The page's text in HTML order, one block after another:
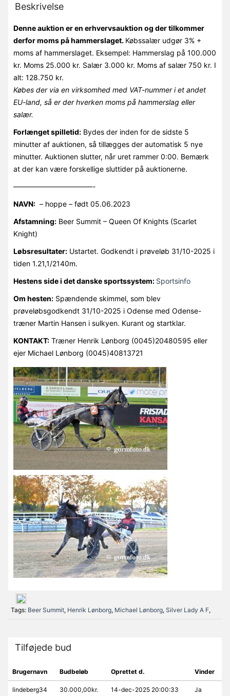
Beskrivelse
Denne auktion er en erhvervsauktion og der tilkommer
derfor moms på hammerslaget. Købssalær udgør 3% +
moms af hammerslaget. Eksempel: Hammerslag på 100.000
kr. Moms 25.000 kr. Salær 3.000 kr. Moms af salær 750 kr. I
alt: 128.750 kr.
Købes der via en virksomhed med VAT-nummer i et andet
EU-land, så er der hverken moms på hammerslag eller
salær.
Forlænget spilletid:Bydes der inden for de sidste 5
minutter af auktionen, så tillægges der automatisk 5 nye
minutter. Auktionen slutter, når uret rammer 0:00. Bemærk
at der kan være forskellige sluttider på auktionerne.
———————————-
NAVN:– hoppe – født 05.06.2023
Afstamning:Beer Summit – Queen Of Knights (Scarlet
Knight)
Løbsresultater:Ustartet. Godkendt i prøveløb 31/10-2025 i
tiden 1.21,1/2140m.
Hestens side i det danske sportssystem: Sportsinfo
Om hesten:Spændende skimmel, som blev
prøveløbsgodkendt 31/10-2025 i Odense med Odense-
træner Martin Hansen i sulkyen. Kurant og startklar.
KONTAKT:Træner Henrik Lønborg (0045)20480595 eller
ejer Michael Lønborg (0045)40813721
Tags: Beer Summit, Henrik Lønborg, Michael Lønborg, Silver Lady A F,
Tilføjede bud
Brugernavn Budbeløb Oprettet d. Vinder
lindeberg34 30.000,00kr. 14-dec-2025 20:00:33 Ja